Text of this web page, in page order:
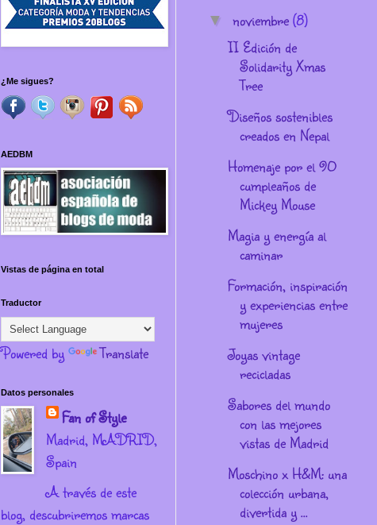
¿Me sigues?
AEDBM
Vistas de página en total
Traductor
Powered by Translate
Datos personales
Fan of Style
Madrid, MADRID,
Spain
A través de este
blog, descubriremos marcas
▼ noviembre(8)
II Edición de
Solidarity Xmas
Tree
Diseños sostenibles
creados en Nepal
Homenaje por el 90
cumpleaños de
Mickey Mouse
Magia y energía al
caminar
Formación, inspiración
y experiencias entre
mujeres
Joyas vintage
recicladas
Sabores del mundo
con las mejores
vistas de Madrid
Moschino x H&M: una
colección urbana,
divertida y ...